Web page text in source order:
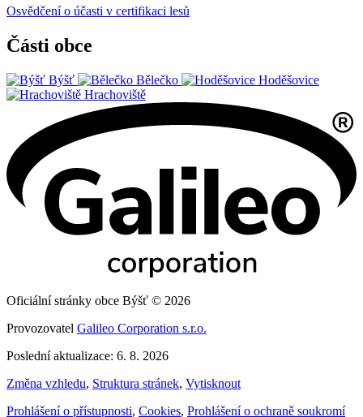
Osvědčení o účasti v certifikaci lesů
Části obce
Býšť Bělečko
Hoděšovice
Hrachoviště
Oficiální stránky obce Býšť © 2026
Provozovatel Galileo Corporation s.r.o.
Poslední aktualizace: 6. 8. 2026
Změna vzhledu, Struktura stránek, Vytisknout
Prohlášení o přístupnosti, Cookies, Prohlášení o ochraně soukromí